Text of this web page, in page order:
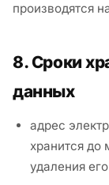
производятся
8. Сроки
данных
адрес
хранится до
удаления